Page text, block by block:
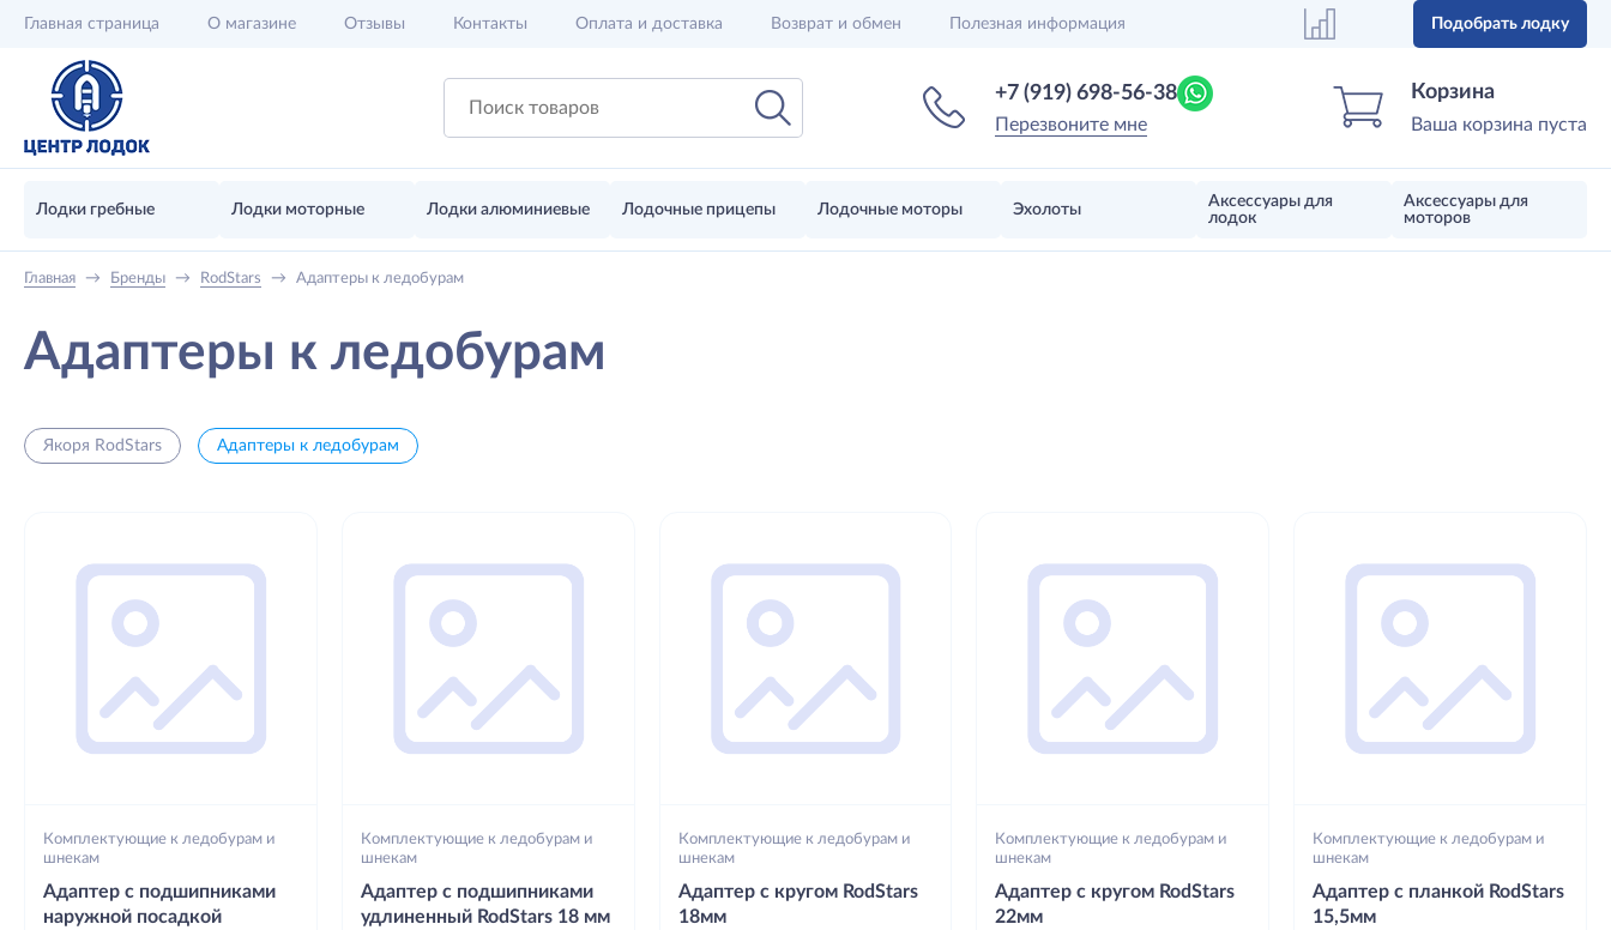
Главная страница О магазине Отзывы Контакты Оплата и доставка Возврат и обмен Полезная информация Подобрать лодку
Корзина
Ваша корзина пуста
+7 (919) 698-56-38
Перезвоните мне
Лодки гребные Лодки моторные Лодки алюминиевые Лодочные прицепы Лодочные моторы Эхолоты
Аксессуары для
лодок
Аксессуары для
моторов
Главная → Бренды → RodStars → Адаптеры к ледобурам
Адаптеры к ледобурам
Якоря RodStars Адаптеры к ледобурам
Комплектующие к ледобурам и
шнекам
Адаптер с подшипниками
наружной посадкой
Комплектующие к ледобурам и
шнекам
Адаптер с подшипниками
удлиненный RodStars 18 мм
Комплектующие к ледобурам и
шнекам
Адаптер с кругом RodStars
18мм
Комплектующие к ледобурам и
шнекам
Адаптер с кругом RodStars
22мм
Комплектующие к ледобурам и
шнекам
Адаптер с планкой RodStars
15,5мм